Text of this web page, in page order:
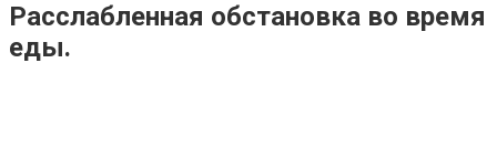
Расслабленная обстановка во время
еды.